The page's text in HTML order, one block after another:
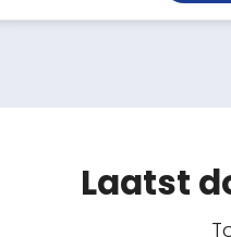
Laatst